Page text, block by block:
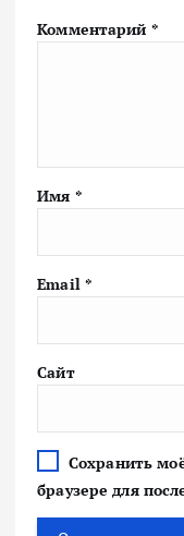
Комментарий *
Имя *
Email *
Сайт
Сохранить
браузере для